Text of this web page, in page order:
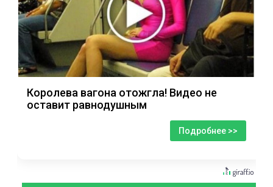
Королева вагона отожгла! Видео не
оставит равнодушным
Подробнее >>